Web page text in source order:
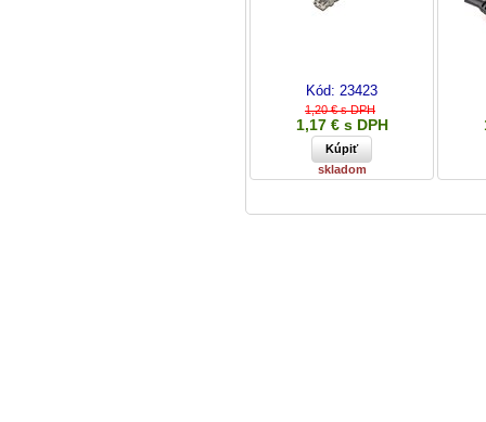
Kód: 23423
1,20 € s DPH
1,17 € s DPH
skladom